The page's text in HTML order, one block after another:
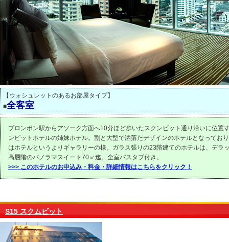
【ウォシュレットのあるお部屋タイプ】
■全客室
プロンポン駅からアソーク方面へ10分ほど歩いたスクンビット通り沿いに位置
ンビットホテルの姉妹ホテル。割と大型で洒落たデザインのホテルとなってお
はホテルというよりギャラリーの様。ガラス張りの23階建てのホテルは、デラ
高層階のパノラマスイート70㎡迄。全室バスタブ付き。
>>> このホテルのお申込み・料金・詳細情報はこちらをクリック！
S15 スクムビット